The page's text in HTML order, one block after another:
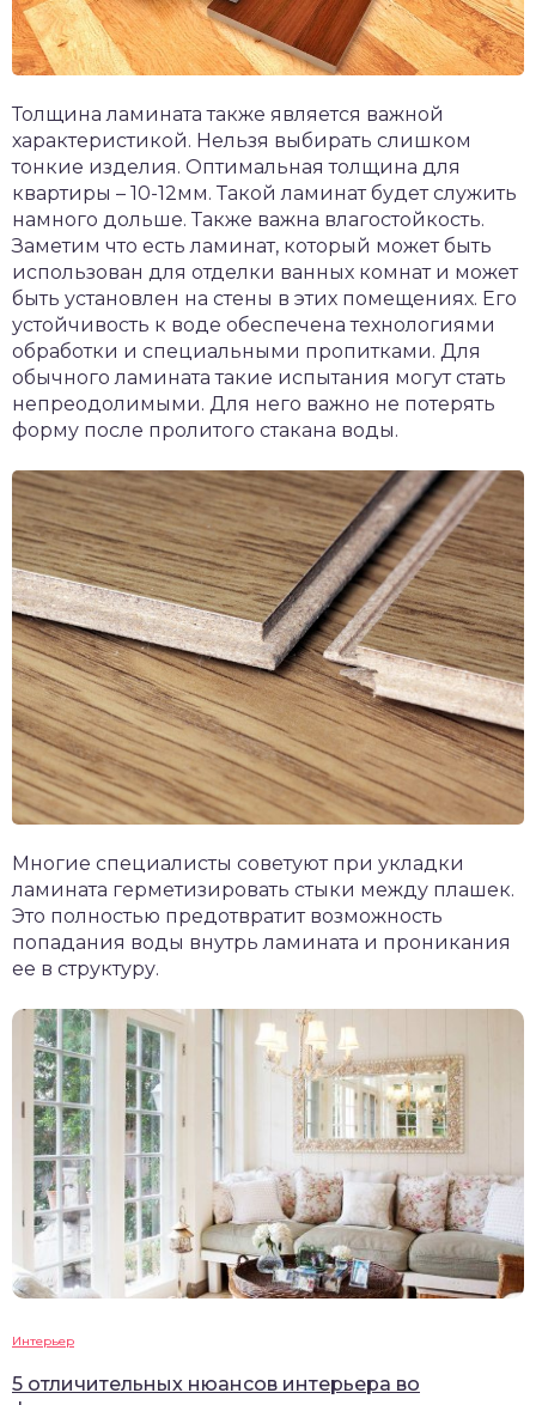
Толщина ламината также является важной
характеристикой. Нельзя выбирать слишком
тонкие изделия. Оптимальная толщина для
квартиры – 10-12мм. Такой ламинат будет служить
намного дольше. Также важна влагостойкость.
Заметим что есть ламинат, который может быть
использован для отделки ванных комнат и может
быть установлен на стены в этих помещениях. Его
устойчивость к воде обеспечена технологиями
обработки и специальными пропитками. Для
обычного ламината такие испытания могут стать
непреодолимыми. Для него важно не потерять
форму после пролитого стакана воды.
Многие специалисты советуют при укладки
ламината герметизировать стыки между плашек.
Это полностью предотвратит возможность
попадания воды внутрь ламината и проникания
ее в структуру.
Интерьер
5 отличительных нюансов интерьера во